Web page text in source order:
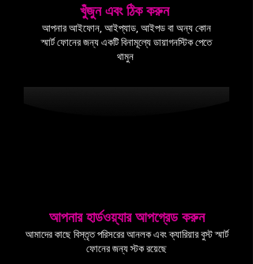
খুঁজুন এবং ঠিক করুন
আপনার আইফোন, আইপ্যাড, আইপড বা অন্য কোন
স্মার্ট ফোনের জন্য একটি বিনামূল্যে ডায়াগনস্টিক পেতে
থামুন
আপনার হার্ডওয়্যার আপগ্রেড করুন
আমাদের কাছে বিস্তৃত পরিসরের আনলক এবং ক্যারিয়ার বুস্ট স্মার্ট
ফোনের জন্য স্টক রয়েছে